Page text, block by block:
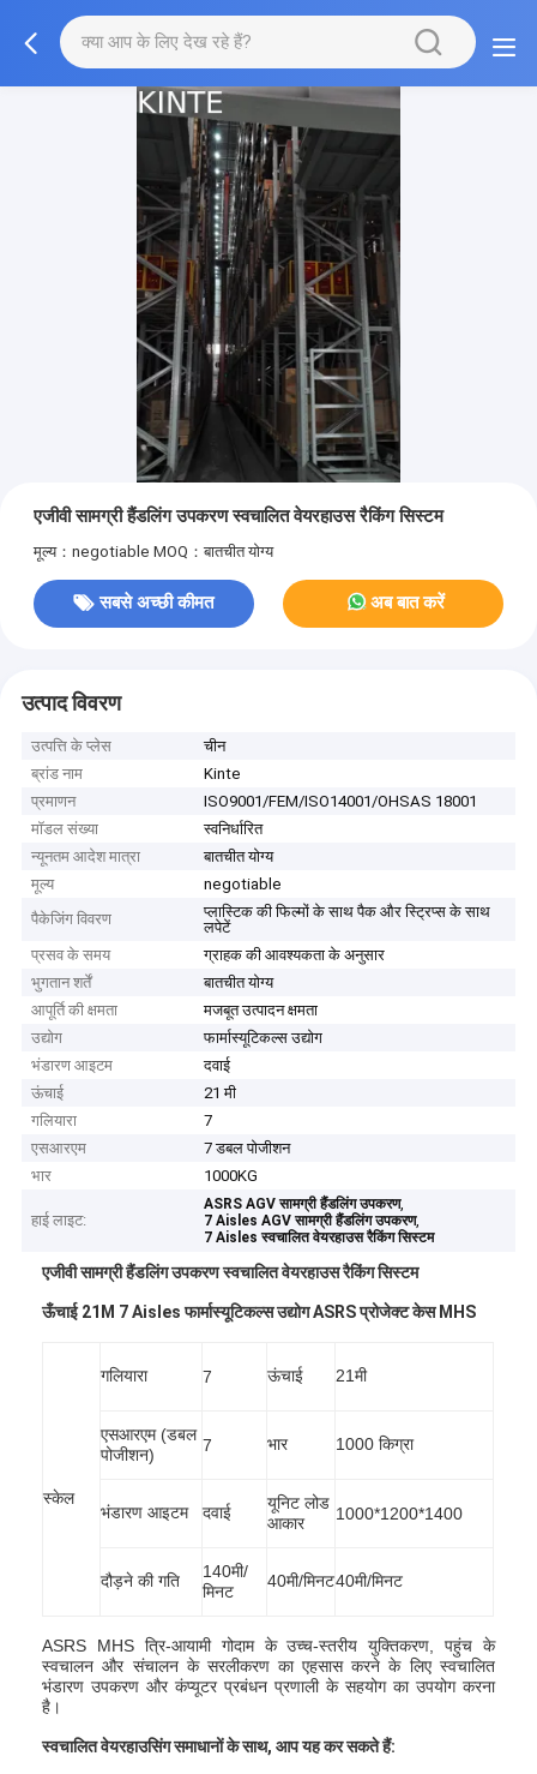
एजीवी सामग्री हैंडलिंग उपकरण स्वचालित वेयरहाउस रैकिंग सिस्टम
मूल्य：negotiable MOQ：बातचीत योग्य
सबसे अच्छी कीमत अब बात करें
उत्पाद विवरण
उत्पत्ति के प्लेस
चीन
ब्रांड नाम
Kinte
प्रमाणन
ISO9001/FEM/ISO14001/OHSAS 18001
मॉडल संख्या
स्वनिर्धारित
न्यूनतम आदेश मात्रा
बातचीत योग्य
मूल्य
negotiable
पैकेजिंग विवरण
प्लास्टिक की फिल्मों के साथ पैक और स्ट्रिप्स के साथ
लपेटें
प्रसव के समय
ग्राहक की आवश्यकता के अनुसार
भुगतान शर्तें
बातचीत योग्य
आपूर्ति की क्षमता
मजबूत उत्पादन क्षमता
उद्योग
फार्मास्यूटिकल्स उद्योग
भंडारण आइटम
दवाई
ऊंचाई
21 मी
गलियारा
7
एसआरएम
7 डबल पोजीशन
भार
1000KG
हाई लाइट:
ASRS AGV सामग्री हैंडलिंग उपकरण,
7 Aisles AGV सामग्री हैंडलिंग उपकरण,
7 Aisles स्वचालित वेयरहाउस रैकिंग सिस्टम
एजीवी सामग्री हैंडलिंग उपकरण स्वचालित वेयरहाउस रैकिंग सिस्टम
ऊँचाई 21M 7 Aisles फार्मास्यूटिकल्स उद्योग ASRS प्रोजेक्ट केस MHS
स्केल
गलियारा 7 ऊंचाई 21मी
एसआरएम (डबल
पोजीशन)
7 भार 1000 किग्रा
भंडारण आइटम दवाई
यूनिट लोड
आकार
1000*1200*1400
दौड़ने की गति
140मी/
मिनट
40मी/मिनट40मी/मिनट
ASRS MHS त्रि-आयामी गोदाम के उच्च-स्तरीय युक्तिकरण, पहुंच के
स्वचालन और संचालन के सरलीकरण का एहसास करने के लिए स्वचालित
भंडारण उपकरण और कंप्यूटर प्रबंधन प्रणाली के सहयोग का उपयोग करना
है।
स्वचालित वेयरहाउसिंग समाधानों के साथ, आप यह कर सकते हैं: